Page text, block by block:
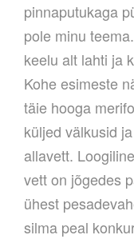
pinnaputukaga
pole minu
keelu alt lahti ja
Kohe esimeste
täie hooga
küljed välkusid
allavett.
vett on jõgedes
ühest
silma peal